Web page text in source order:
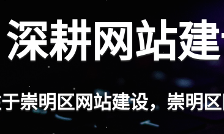
全网覆
响应式网站架构，兼容PC